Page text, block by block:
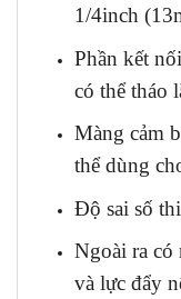
1/4inch
Phần kết
có thể tháo
Màng cảm
thể dùng
Độ sai số
Ngoài ra
và lực đẩy